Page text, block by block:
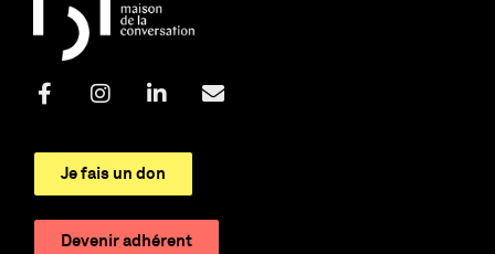
Je fais un don
Devenir adhérent